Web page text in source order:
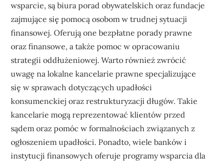
wsparcie, są biura porad obywatelskich oraz fundacje
zajmujące się pomocą osobom w trudnej sytuacji
finansowej. Oferują one bezpłatne porady prawne
oraz finansowe, a także pomoc w opracowaniu
strategii oddłużeniowej. Warto również zwrócić
uwagę na lokalne kancelarie prawne specjalizujące
się w sprawach dotyczących upadłości
konsumenckiej oraz restrukturyzacji długów. Takie
kancelarie mogą reprezentować klientów przed
sądem oraz pomóc w formalnościach związanych z
ogłoszeniem upadłości. Ponadto, wiele banków i
instytucji finansowych oferuje programy wsparcia dla